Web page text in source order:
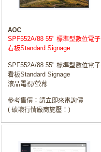
AOC
SPF552A/88 55" 標準型數位電子
看板Standard Signage
SPF552A/88 55" 標準型數位電子
看板Standard Signage
液晶電視/螢幕
參考售價：請立即來電詢價
( 破壞行情廠商施壓！)